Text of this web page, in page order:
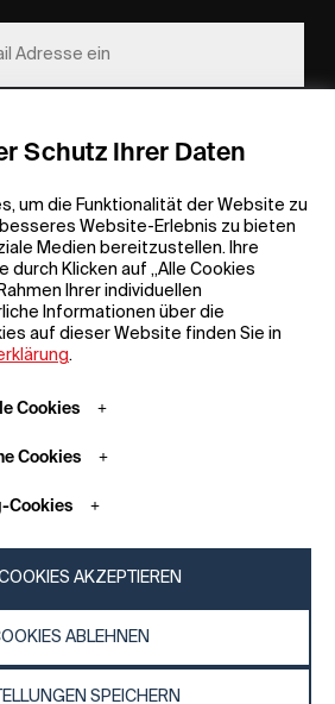
Schutz Ihrer Daten
um die Funktionalität der Website zu
Website-Erlebnis zu bieten
Medien bereitzustellen. Ihre
durch Klicken auf „Alle Cookies
Ihrer individuellen
Informationen über die
auf dieser Website finden Sie in
.
Cookies
Cookies
Cookies
SPEICHERN
ABLEHNEN
AKZEPTIEREN
für
Unternehmen
iF Design
08:45